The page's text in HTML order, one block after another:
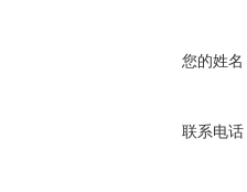
您的姓名
联系电话